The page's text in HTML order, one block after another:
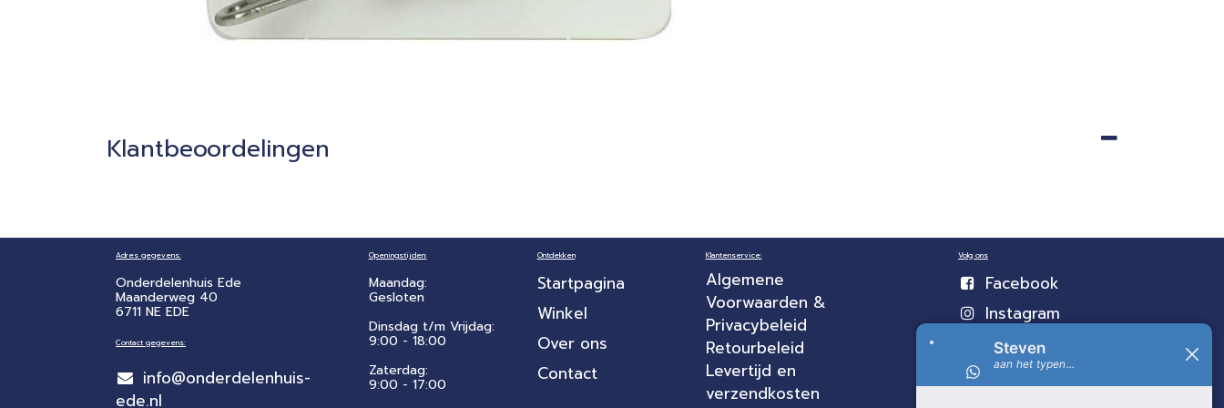
Klantbeoordelingen
Adres gegevens:
Onderdelenhuis Ede
Maanderweg 40
6711 NE EDE
Contact gegevens:
info@onderdelenhuis-
ede.nl
Openingstijden:
Maandag:
Gesloten
Dinsdag t/m Vrijdag:
9:00 - 18:00
Zaterdag:
​9:00 - 17:00
Ontdekken
Startpagina
Winkel
Over ons
Contact
Klantenservice:
Algemene
Voorwaarden &
Privacybeleid
Retourbeleid
Levertijd en
verzendkosten
Volg ons
Facebook
Instagram